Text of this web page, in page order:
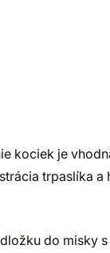
kociek je
trpaslíka a
do misky